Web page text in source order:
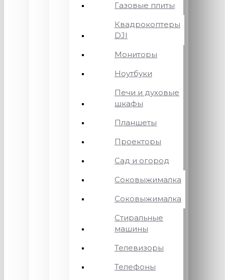
Газовые плиты
Квадрокоптеры
DJI
Мониторы
Ноутбуки
Печи и духовые
шкафы
Планшеты
Проекторы
Сад и огород
Соковыжималка
Соковыжималка
Стиральные
машины
Телевизоры
Телефоны